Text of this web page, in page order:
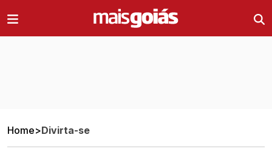
Home>Divirta-se